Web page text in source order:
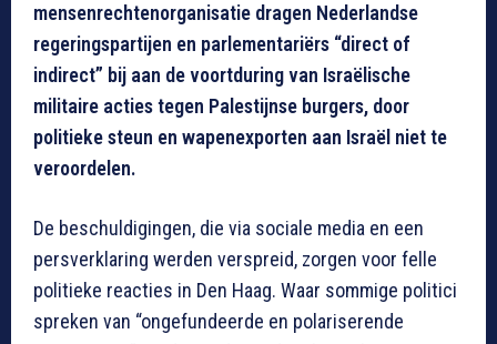
mensenrechtenorganisatie dragen Nederlandse
regeringspartijen en parlementariërs “direct of
indirect” bij aan de voortduring van Israëlische
militaire acties tegen Palestijnse burgers, door
politieke steun en wapenexporten aan Israël niet te
veroordelen.
De beschuldigingen, die via sociale media en een
persverklaring werden verspreid, zorgen voor felle
politieke reacties in Den Haag. Waar sommige politici
spreken van “ongefundeerde en polariserende